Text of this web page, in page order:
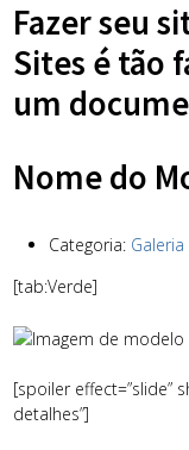
Fazer seu
Sites é tão
um
Nome do
Categoria:
[tab:Verde]
[spoiler effect=”slide”
detalhes”]